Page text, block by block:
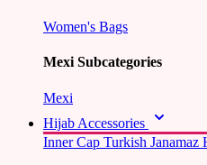
Women's Bags
Mexi Subcategories
Mexi
Hijab Accessories
Inner Cap Turkish Janamaz